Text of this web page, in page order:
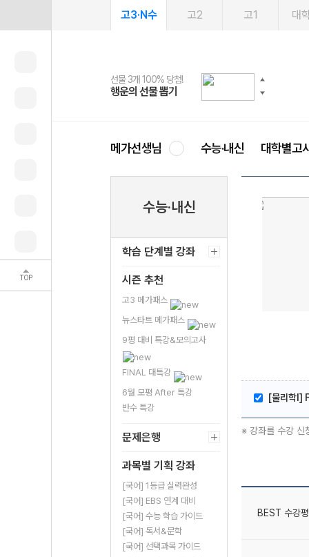
TOP
고3·N수 고2 고1 대
선물 3개 100% 당첨!
행운의 선물 뽑기
선물 100% 증정!
메가스터디 X 올리브
여름방학 스터디 캐시백
메가런 썸머스쿨
2027 러셀 단과
강사 공개선발
스마트러닝앱
설문 EVENT
메가패스
3일 무료 체험권
메가패스 수강생 무료혜택!
메가클럽 멤버십
사회공헌 캠페인
희망이룸 메가나눔
메가선생님 수능·내신 대학별고
수능·내신
학습 단계별 강좌
시즌 추천
고3 메가패스
뉴스타트 메가패스
9평 대비 특강&모의고사
FINAL 대특강
6월 모평 After 특강
반수 특강
문제은행
과목별 기획 강좌
[국어] 1등급 실력완성
[국어] EBS 연계 대비
[국어] 수능 학습 가이드
[국어] 독서&문학
[국어] 선택과목 가이드
[물리학l]
※ 강좌를 수강 신
BEST 수강평